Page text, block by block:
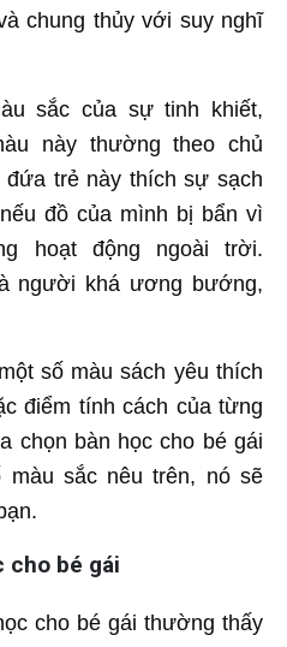
chung thủy với suy nghĩ
sắc của sự tinh khiết,
này thường theo chủ
trẻ này thích sự sạch
đồ của mình bị bẩn vì
hoạt động ngoài trời.
người khá ương bướng,
số màu sách yêu thích
điểm tính cách của từng
chọn bàn học cho bé gái
màu sắc nêu trên, nó sẽ
cho bé gái
cho bé gái thường thấy